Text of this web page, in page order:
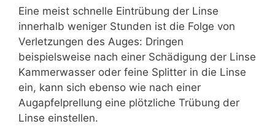
Eine meist schnelle Eintrübung der Linse
innerhalb weniger Stunden ist die Folge von
Verletzungen des Auges: Dringen
beispielsweise nach einer Schädigung der Linse
Kammerwasser oder feine Splitter in die Linse
ein, kann sich ebenso wie nach einer
Augapfelprellung eine plötzliche Trübung der
Linse einstellen.